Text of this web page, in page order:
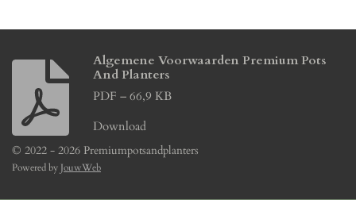
Algemene Voorwaarden Premium Pots
And Planters
PDF – 66,9 KB
Download
© 2022 - 2026 Premiumpotsandplanters
Powered by JouwWeb